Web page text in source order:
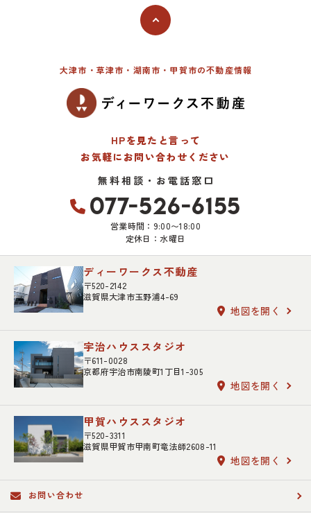
大津市・草津市・湖南市・甲賀市の不動産情報
HPを見たと言って
お気軽にお問い合わせください
無料相談・お電話窓口
077-526-6155
営業時間：9:00〜18:00
定休日：水曜日
ディーワークス不動産
〒520-2142
滋賀県大津市玉野浦4-69
地図を開く
宇治ハウススタジオ
〒611-0028
京都府宇治市南陵町1丁目1-305
地図を開く
甲賀ハウススタジオ
〒520-3311
滋賀県甲賀市甲南町竜法師2608-11
地図を開く
お問い合わせ